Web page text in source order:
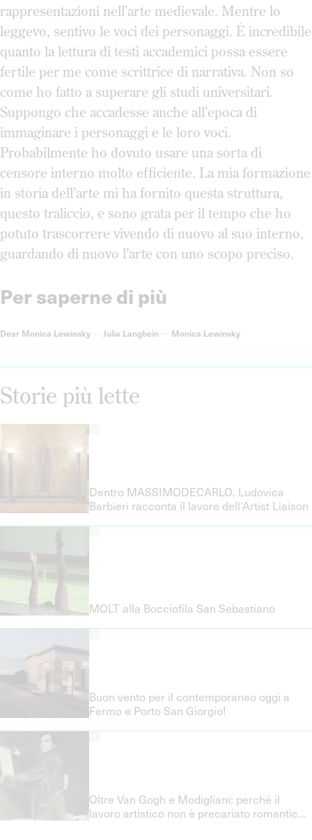
rappresentazioni nell’arte medievale. Mentre lo
leggevo, sentivo le voci dei personaggi. È incredibile
quanto la lettura di testi accademici possa essere
fertile per me come scrittrice di narrativa. Non so
come ho fatto a superare gli studi universitari.
Suppongo che accadesse anche all’epoca di
immaginare i personaggi e le loro voci.
Probabilmente ho dovuto usare una sorta di
censore interno molto efficiente. La mia formazione
in storia dell’arte mi ha fornito questa struttura,
questo traliccio, e sono grata per il tempo che ho
potuto trascorrere vivendo di nuovo al suo interno,
guardando di nuovo l’arte con uno scopo preciso.
Per saperne di più
Dear Monica Lewinsky Julia Langbein Monica Lewinsky
Storie più lette
Dentro MASSIMODECARLO. Ludovica
Barbieri racconta il lavoro dell’Artist Liaison
MOLT alla Bocciofila San Sebastiano
Buon vento per il contemporaneo oggi a
Fermo e Porto San Giorgio!
Oltre Van Gogh e Modigliani: perché il
lavoro artistico non è precariato romantico